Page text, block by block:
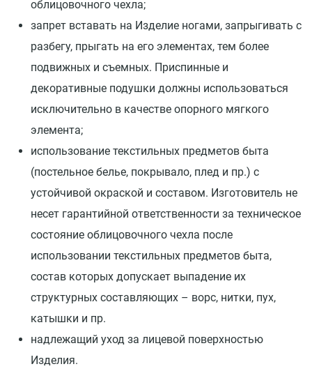
облицовочного чехла;
запрет вставать на Изделие ногами, запрыгивать с
разбегу, прыгать на его элементах, тем более
подвижных и съемных. Приспинные и
декоративные подушки должны использоваться
исключительно в качестве опорного мягкого
элемента;
использование текстильных предметов быта
(постельное белье, покрывало, плед и пр.) с
устойчивой окраской и составом. Изготовитель не
несет гарантийной ответственности за техническое
состояние облицовочного чехла после
использовании текстильных предметов быта,
состав которых допускает выпадение их
структурных составляющих – ворс, нитки, пух,
катышки и пр.
надлежащий уход за лицевой поверхностью
Изделия.